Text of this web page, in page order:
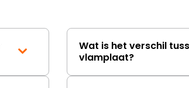
Wat is het verschil
vlamplaat?